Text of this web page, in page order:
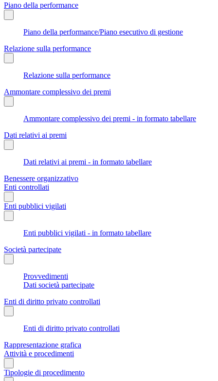
Piano della performance
Piano della performance/Piano esecutivo di gestione
Relazione sulla performance
Relazione sulla performance
Ammontare complessivo dei premi
Ammontare complessivo dei premi - in formato tabellare
Dati relativi ai premi
Dati relativi ai premi - in formato tabellare
Benessere organizzativo
Enti controllati
Enti pubblici vigilati
Enti pubblici vigilati - in formato tabellare
Società partecipate
Provvedimenti
Dati società partecipate
Enti di diritto privato controllati
Enti di diritto privato controllati
Rappresentazione grafica
Attività e procedimenti
Tipologie di procedimento